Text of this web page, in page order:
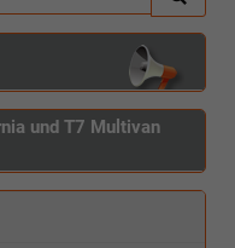
und T7 Multivan